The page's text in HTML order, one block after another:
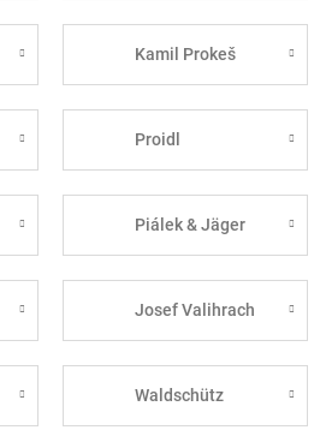
Kamil Prokeš
Proidl
Piálek & Jäger
Josef Valihrach
Waldschütz